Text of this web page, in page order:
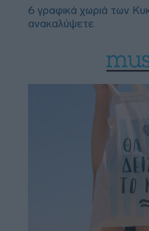
6 γραφικά χωριά των
ανακαλύψετε